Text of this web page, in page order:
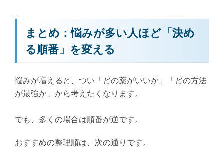
まとめ：悩みが多い人ほど「決め
る順番」を変える
悩みが増えると、つい「どの薬がいいか」「どの方法
が最強か」から考えたくなります。
でも、多くの場合は順番が逆です。
おすすめの整理順は、次の通りです。